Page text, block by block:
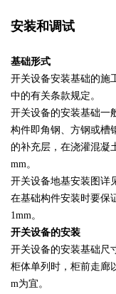
安装和调试
基础形式
开关设备安装基础的施
中的有关条款规定。
开关设备的安装基础一
构件即角钢、方钢或槽
的补充层，在浇灌混凝
mm。
开关设备地基安装图详
在基础构件安装时要保
1mm。
开关设备的安装
开关设备的安装基础尺
柜体单列时，柜前走廊
m为宜。